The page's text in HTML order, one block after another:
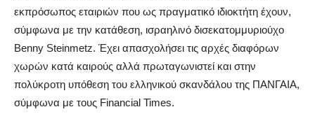
εκπρόσωπος εταιριών που ως πραγματικό ιδιοκτήτη έχουν,
σύμφωνα με την κατάθεση, ισραηλινό δισεκατομμυριούχο
Βenny Steinmetz. Έχει απασχολήσει τις αρχές διαφόρων
χωρών κατά καιρούς αλλά πρωταγωνιστεί και στην
πολύκροτη υπόθεση του ελληνικού σκανδάλου της ΠΑΝΓΑΙΑ,
σύμφωνα με τους Financial Times.